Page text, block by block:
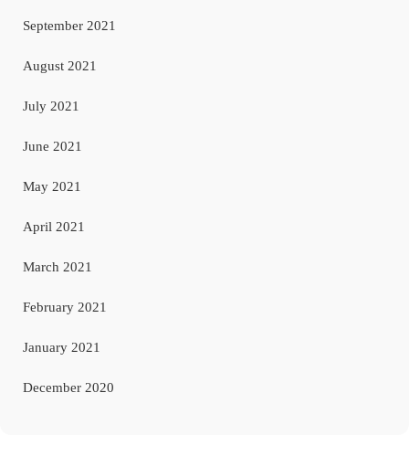
September 2021
August 2021
July 2021
June 2021
May 2021
April 2021
March 2021
February 2021
January 2021
December 2020